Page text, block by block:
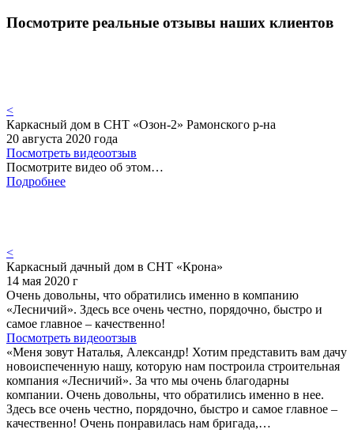
Посмотрите реальные отзывы наших клиентов
<
Каркасный дом в СНТ «Озон-2» Рамонского р-на
20 августа 2020 года
Посмотреть видеоотзыв
Посмотрите видео об этом…
Подробнее
<
Каркасный дачный дом в СНТ «Крона»
14 мая 2020 г
Очень довольны, что обратились именно в компанию
«Лесничий». Здесь все очень честно, порядочно, быстро и
самое главное – качественно!
Посмотреть видеоотзыв
«Меня зовут Наталья, Александр! Хотим представить вам дачу
новоиспеченную нашу, которую нам построила строительная
компания «Лесничий». За что мы очень благодарны
компании. Очень довольны, что обратились именно в нее.
Здесь все очень честно, порядочно, быстро и самое главное –
качественно! Очень понравилась нам бригада,…